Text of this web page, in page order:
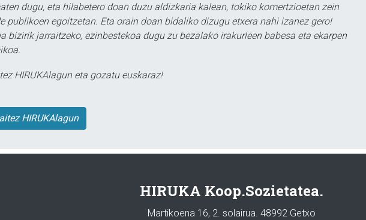
dugu, eta hilabetero doan duzu aldizkaria kalean, tokiko komertzioetan zein
publikoen egoitzetan. Eta orain doan bidaliko dizugu etxera nahi izanez gero!
bizirik jarraitzeko, ezinbestekoa dugu zu bezalako irakurleen babesa eta ekarpen
HIRUKAlagun eta gozatu euskaraz!
HIRUKAlagun
HIRUKA Koop.Sozietatea.
Martikoena 16, 2. solairua. 48992 Getxo